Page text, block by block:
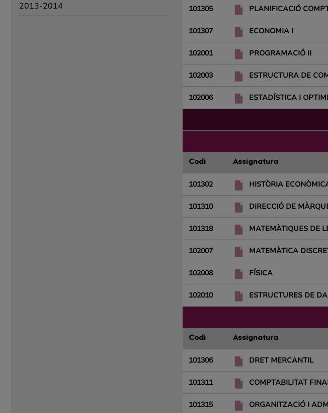
2013-2014
101305 PLANIFICACIÓ
101307 ECONOMIA I
102001 PROGRAMACIÓ II
102003 ESTRUCTURA DE
102006 ESTADÍSTICA I
Codi Assignatura
101302 HISTÒRIA
101310 DIRECCIÓ DE
101318 MATEMÀTIQUES DE
102007 MATEMÀTICA
102008 FÍSICA
102010 ESTRUCTURES DE
Codi Assignatura
101306 DRET MERCANTIL
101311 COMPTABILITAT
101315 ORGANITZACIÓ I